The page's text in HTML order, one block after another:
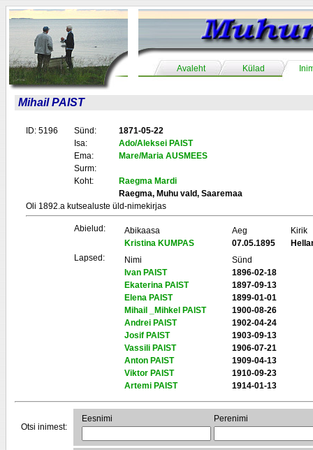
Avaleht Külad
Mihail PAIST
ID: 5196 Sünd:
1871-05-22
Isa:
Ado/Aleksei PAIST
Ema:
Mare/Maria AUSMEES
Surm:
Koht:
Raegma Mardi
Raegma, Muhu vald, Saaremaa
Oli 1892.a kutsealuste üld-nimekirjas
Abielud: Abikaasa Aeg
Kirik
Kristina KUMPAS
07.05.1895
Lapsed:
Nimi
Sünd
Ivan PAIST
1896-02-18
Ekaterina PAIST
1897-09-13
Elena PAIST
1899-01-01
Mihail _Mihkel PAIST
1900-08-26
Andrei PAIST
1902-04-24
Josif PAIST
1903-09-13
Vassili PAIST
1906-07-21
Anton PAIST
1909-04-13
Viktor PAIST
1910-09-23
Artemi PAIST
1914-01-13
Otsi inimest:
Eesnimi Perenimi